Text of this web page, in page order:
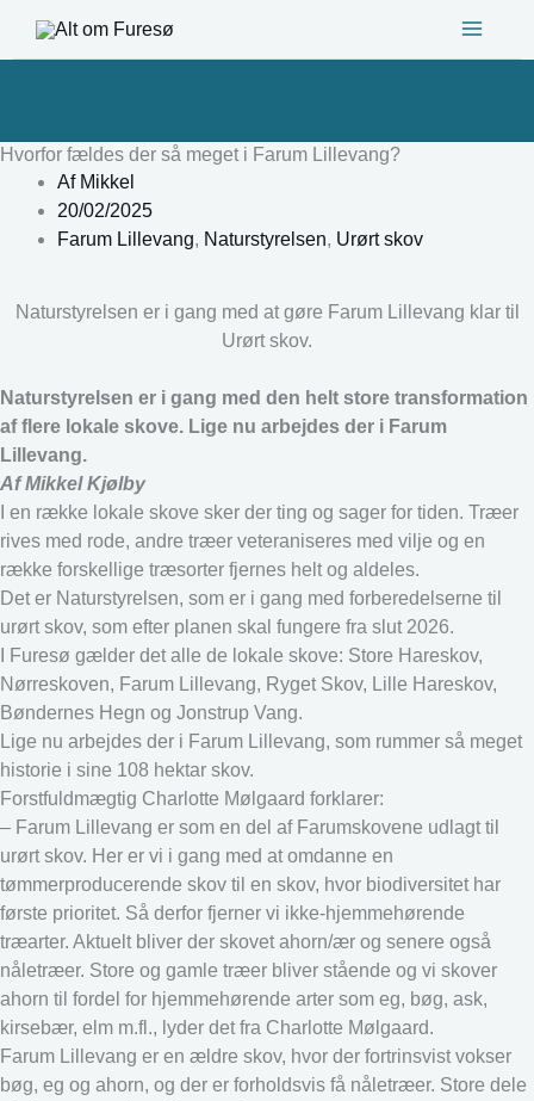
Hvorfor fældes der så meget i Farum Lillevang?
AfMikkel
20/02/2025
Farum Lillevang, Naturstyrelsen, Urørt skov
Naturstyrelsen er i gang med at gøre Farum Lillevang klar til
Urørt skov.
Naturstyrelsen er i gang med den helt store transformation
af flere lokale skove. Lige nu arbejdes der i Farum
Lillevang.
Af Mikkel Kjølby
I en række lokale skove sker der ting og sager for tiden. Træer
rives med rode, andre træer veteraniseres med vilje og en
række forskellige træsorter fjernes helt og aldeles.
Det er Naturstyrelsen, som er i gang med forberedelserne til
urørt skov, som efter planen skal fungere fra slut 2026.
I Furesø gælder det alle de lokale skove: Store Hareskov,
Nørreskoven, Farum Lillevang, Ryget Skov, Lille Hareskov,
Bøndernes Hegn og Jonstrup Vang.
Lige nu arbejdes der i Farum Lillevang, som rummer så meget
historie i sine 108 hektar skov.
Forstfuldmægtig Charlotte Mølgaard forklarer:
– Farum Lillevang er som en del af Farumskovene udlagt til
urørt skov. Her er vi i gang med at omdanne en
tømmerproducerende skov til en skov, hvor biodiversitet har
første prioritet. Så derfor fjerner vi ikke-hjemmehørende
træarter. Aktuelt bliver der skovet ahorn/ær og senere også
nåletræer. Store og gamle træer bliver stående og vi skover
ahorn til fordel for hjemmehørende arter som eg, bøg, ask,
kirsebær, elm m.fl., lyder det fra Charlotte Mølgaard.
Farum Lillevang er en ældre skov, hvor der fortrinsvist vokser
bøg, eg og ahorn, og der er forholdsvis få nåletræer. Store dele